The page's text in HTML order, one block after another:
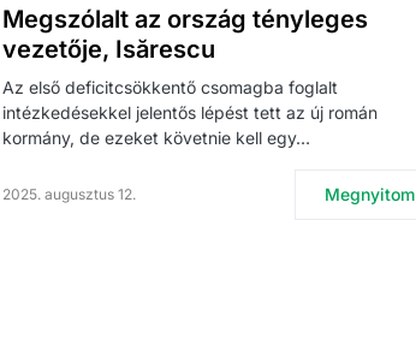
Megszólalt az ország tényleges
vezetője, Isărescu
Az első deficitcsökkentő csomagba foglalt
intézkedésekkel jelentős lépést tett az új román
kormány, de ezeket követnie kell egy…
2025. augusztus 12. Megnyitom